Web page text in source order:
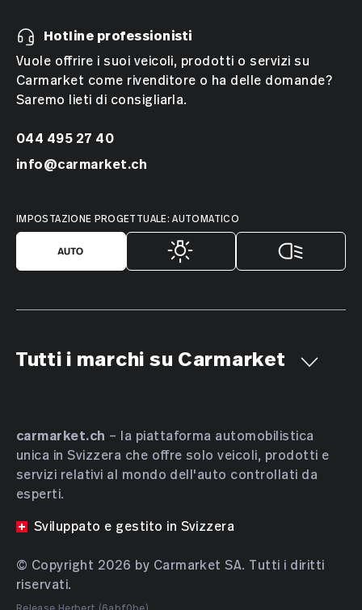
Hotline professionisti
Vuole offrire i suoi veicoli, prodotti o servizi su
Carmarket come rivenditore o ha delle domande?
Saremo lieti di consigliarla.
044 495 27 40
info@carmarket.ch
IMPOSTAZIONE PROGETTUALE: AUTOMATICO
Tutti i marchi su Carmarket
Aston Martin
Audi Bentley BMW
Bucher
Bugatti
BYD Cadillac Chevrolet
Chrysler
Citroën
Cupra Dacia Daewoo
Daihatsu
Farizon
Ferrari Fiat Ford GAC
Genesis
Honda HONGQI Hyundai
INEOS
Isuzu
JAC
carmarket.ch – la piattaforma automobilistica
unica in Svizzera che offre solo veicoli, prodotti e
servizi relativi al mondo dell'auto controllati da
esperti.
Sviluppato e gestito in Svizzera
© Copyright 2026 by Carmarket SA. Tutti i diritti
riservati.